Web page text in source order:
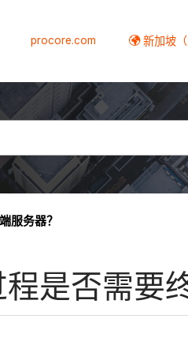
procore.com 新加坡（
服务器？
是否需要